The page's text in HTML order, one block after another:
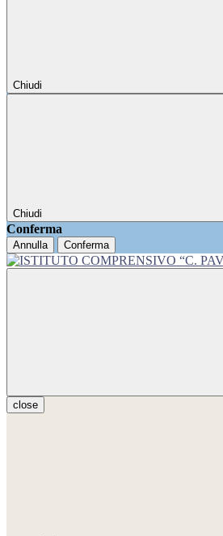
Chiudi
Chiudi
Conferma
Annulla Conferma
close